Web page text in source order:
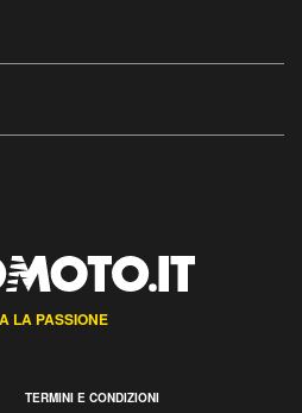
LA PASSIONE
TERMINI E CONDIZIONI